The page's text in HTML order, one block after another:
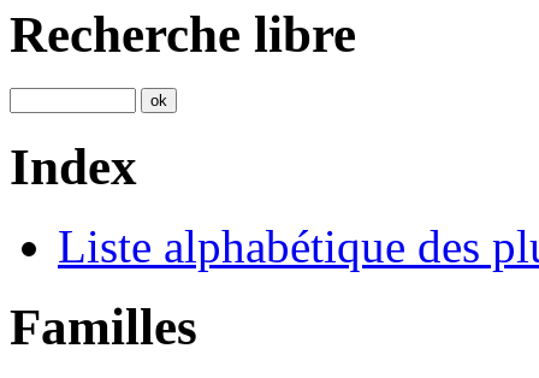
Recherche libre
Index
Liste alphabétique des
Familles